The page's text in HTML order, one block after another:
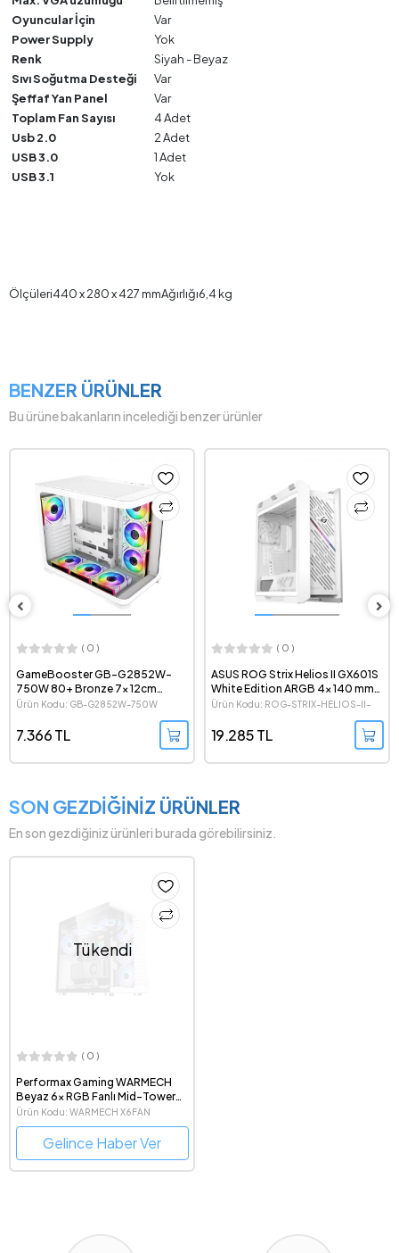
Oyuncular İçin
Var
Power Supply
Yok
Renk
Siyah - Beyaz
Sıvı Soğutma Desteği
Var
Şeffaf Yan Panel
Var
Toplam Fan Sayısı
4 Adet
Usb 2.0
2 Adet
USB 3.0
1 Adet
USB 3.1
Yok
Ölçüleri440 x 280 x 427 mmAğırlığı6,4 kg
BENZER ÜRÜNLER
Bu ürüne bakanların incelediği benzer ürünler
( 0 )
GameBooster GB-G2852W-
750W 80+ Bronze 7x 12cm
ARGB Fanlı Curved Akvaryum
ATX Kasa
Ürün Kodu: GB-G2852W-750W
7.366 TL
( 0 )
ASUS ROG Strix Helios II GX601S
White Edition ARGB 4x 140 mm
Fanlı Mid-Tower e-ATX Beyaz
Ürün Kodu: ROG-STRIX-HELIOS-II-
19.285 TL
SON GEZDİĞİNİZ ÜRÜNLER
En son gezdiğiniz ürünleri burada görebilirsiniz.
Tükendi
( 0 )
Performax Gaming WARMECH
Beyaz 6x RGB Fanlı Mid-Tower
ATX Oyuncu Bilgisayar Kasası
Ürün Kodu: WARMECH X6FAN
BEYAZ6080
Gelince Haber Ver